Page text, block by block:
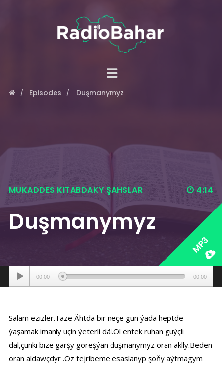
Episodes Duşmanymyz
MUKADDES KITABDAKY ŞAHSLAR 4:14
Duşmanymyz
MP3
Аудиоплеер
00:00 00:00
Salam ezizler.Täze Ähtda bir neçe gün ýada heptde
ýaşamak imanly uçin ýeterli däl.Ol entek ruhan guýçli
däl,çunki bize garşy göreşýan düşmanymyz oran aklly.Beden
oran aldawçdyr .Öz tejribeme esaslanyp şoňy aýtmagym